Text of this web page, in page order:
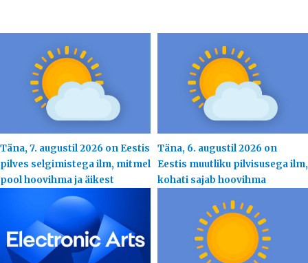
Täna, 7. augustil 2026 on Eestis
pilves selgimistega ilm, mitmel
pool hoovihma ja äikest
Täna, 6. augustil 2026 on
Eestis muutliku pilvisusega ilm,
kohati sajab hoovihma